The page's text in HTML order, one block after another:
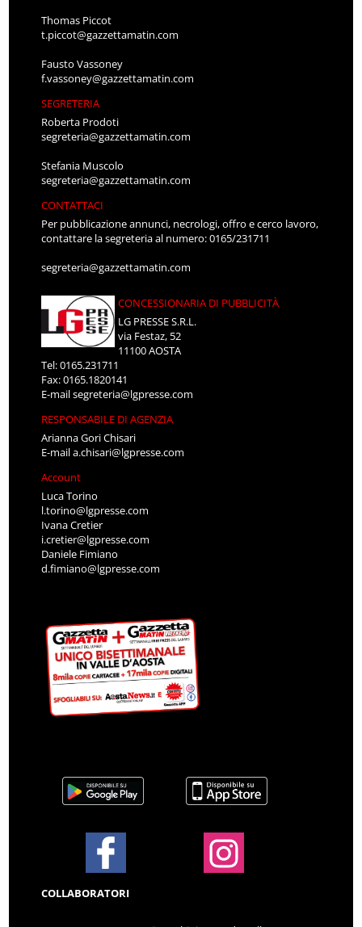
Thomas Piccot
t.piccot@gazzettamatin.com
Fausto Vassoney
f.vassoney@gazzettamatin.com
SEGRETERIA
Roberta Prodoti
segreteria@gazzettamatin.com
Stefania Muscolo
segreteria@gazzettamatin.com
CONTATTACI
Per pubblicazione annunci, necrologi, offro e cerco lavoro,
contattare la segreteria al numero: 0165/231711
segreteria@gazzettamatin.com
CONCESSIONARIA DI PUBBLICITÀ
LG PRESSE S.R.L.
via Festaz, 52
11100 AOSTA
Tel: 0165.231711
Fax: 0165.1820141
E-mailsegreteria@lgpresse.com
RESPONSABILE DI AGENZIA
Arianna Gori Chisari
E-maila.chisari@lgpresse.com
Account
Luca Torino
l.torino@lgpresse.com
Ivana Cretier
i.cretier@lgpresse.com
Daniele Fimiano
d.fimiano@lgpresse.com
COLLABORATORI